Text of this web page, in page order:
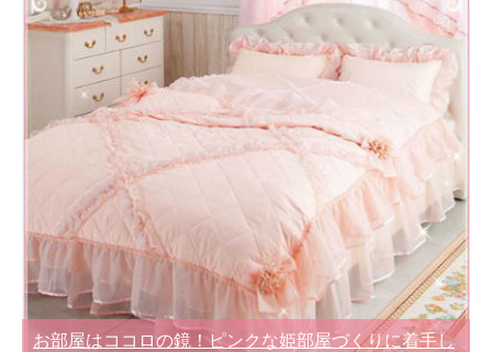
お部屋はココロの鏡！ピンクな姫部屋づくりに着手し